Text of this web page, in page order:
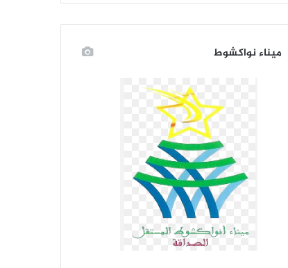
ميناء نواكشوط